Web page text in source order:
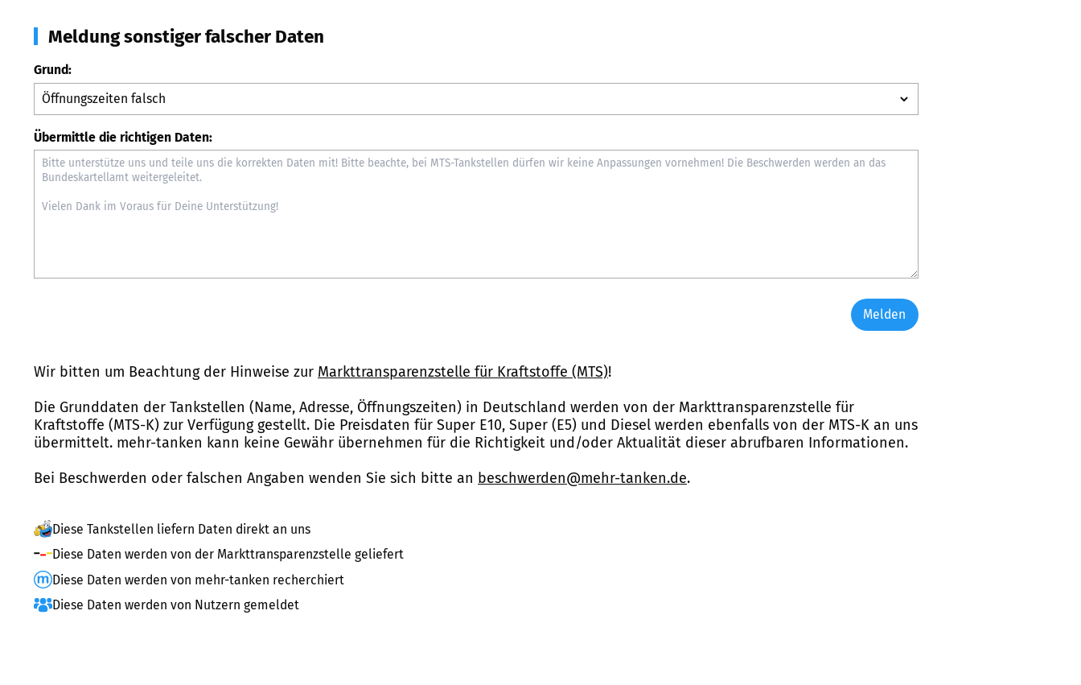
Meldung sonstiger falscher Daten
Grund:
Übermittle die richtigen Daten:
Melden
Wir bitten um Beachtung der Hinweise zur Markttransparenzstelle für Kraftstoffe (MTS)!
Die Grunddaten der Tankstellen (Name, Adresse, Öffnungszeiten) in Deutschland werden von der Markttransparenzstelle für
Kraftstoffe (MTS-K) zur Verfügung gestellt. Die Preisdaten für Super E10, Super (E5) und Diesel werden ebenfalls von der MTS-K an uns
übermittelt. mehr-tanken kann keine Gewähr übernehmen für die Richtigkeit und/oder Aktualität dieser abrufbaren Informationen.
Bei Beschwerden oder falschen Angaben wenden Sie sich bitte an beschwerden@mehr-tanken.de.
Diese Tankstellen liefern Daten direkt an uns
Diese Daten werden von der Markttransparenzstelle geliefert
Diese Daten werden von mehr-tanken recherchiert
Diese Daten werden von Nutzern gemeldet